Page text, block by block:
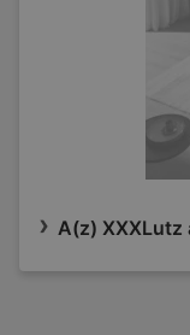
A(z) XXXLutz